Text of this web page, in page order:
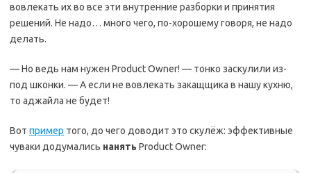
вовлекать их во все эти внутренние разборки и принятия
решений. Не надо… много чего, по-хорошему говоря, не надо
делать.
— Но ведь нам нужен Product Owner! — тонко заскулили из-
под шконки. — А если не вовлекать закащщика в нашу кухню,
то аджайла не будет!
Вот пример того, до чего доводит это скулёж: эффективные
чуваки додумались нанять Product Owner: